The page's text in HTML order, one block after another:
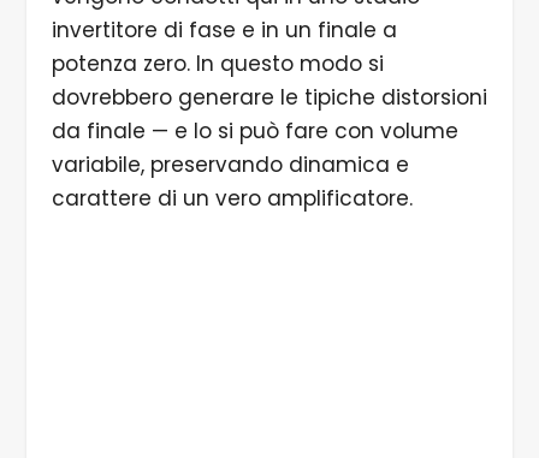
invertitore di fase e in un finale a
potenza zero. In questo modo si
dovrebbero generare le tipiche distorsioni
da finale — e lo si può fare con volume
variabile, preservando dinamica e
carattere di un vero amplificatore.